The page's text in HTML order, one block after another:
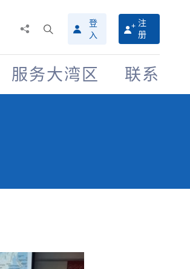
搜
寻
介
面
登
入
注
册
服务大湾区 联系